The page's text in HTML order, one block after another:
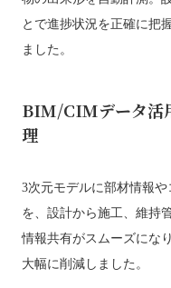
とで進捗状況を正確に把
ました。
BIM/CIMデータ活
理
3次元モデルに部材情報
を、設計から施工、維持
情報共有がスムーズにな
大幅に削減しました。